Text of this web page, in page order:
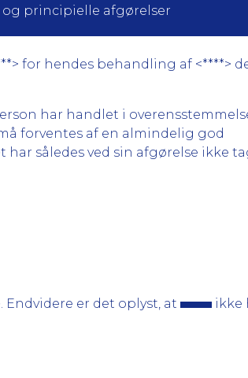
og principielle afgørelser
for hendes behandling af <****>
har handlet i
forventes af en almindelig god
således ved sin afgørelse ikke
er det oplyst, at
ikke